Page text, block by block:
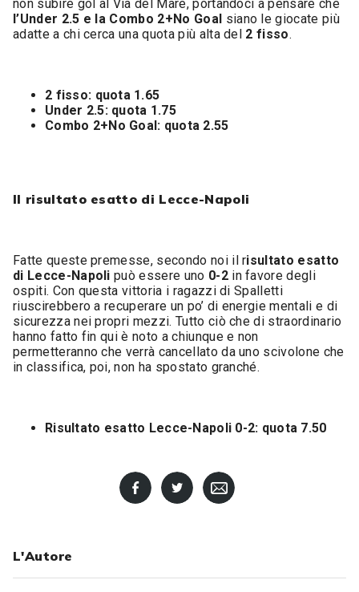
non subire gol al Via del Mare, portandoci a pensare che
l’Under 2.5 e la Combo 2+No Goal siano le giocate più
adatte a chi cerca una quota più alta del 2 fisso.
2 fisso: quota 1.65
Under 2.5: quota 1.75
Combo 2+No Goal: quota 2.55
Il risultato esatto di Lecce-Napoli
Fatte queste premesse, secondo noi il risultato esatto
di Lecce-Napolipuò essere uno 0-2 in favore degli
ospiti. Con questa vittoria i ragazzi di Spalletti
riuscirebbero a recuperare un po’ di energie mentali e di
sicurezza nei propri mezzi. Tutto ciò che di straordinario
hanno fatto fin qui è noto a chiunque e non
permetteranno che verrà cancellato da uno scivolone che
in classifica, poi, non ha spostato granché.
Risultato esatto Lecce-Napoli 0-2: quota 7.50
L'Autore